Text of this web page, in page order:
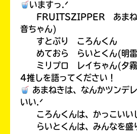
いますっ.ᐟ
FRUITSZIPPER あまね
音ちゃん)
すとぷり ころんくん
めておら らいとくん(明雷
ミリプロ レイちゃん(夕霧
4推しを語ってください！
あまねきは、なんかツンデ
いい.ᐟ
ころんくんは、かっこいい
らいとくんは、みんなを盛